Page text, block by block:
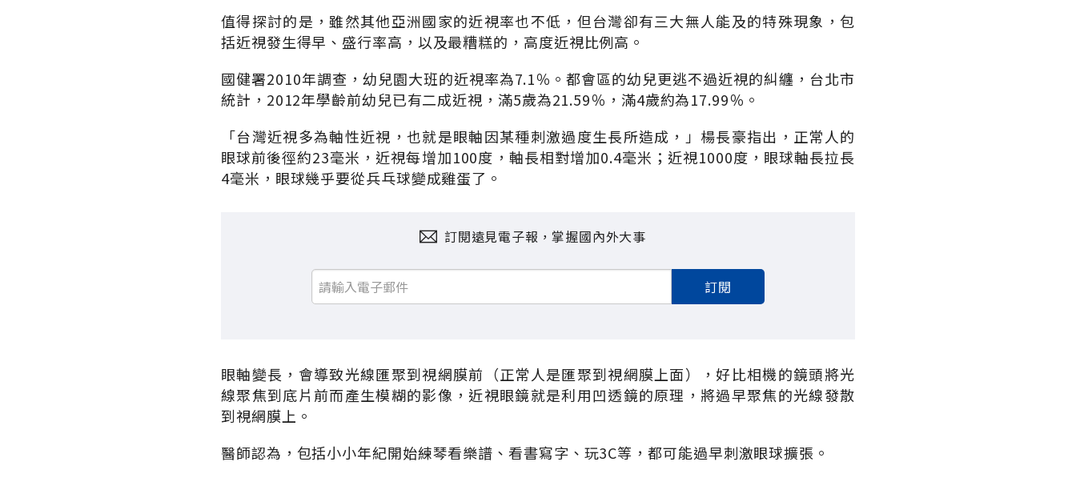
值得探討的是，雖然其他亞洲國家的近視率也不低，但台灣卻有三大無人能及的特殊現象，包
括近視發生得早、盛行率高，以及最糟糕的，高度近視比例高。
國健署2010年調查，幼兒園大班的近視率為7.1％。都會區的幼兒更逃不過近視的糾纏，台北市
統計，2012年學齡前幼兒已有二成近視，滿5歲為21.59％，滿4歲約為17.99％。
「台灣近視多為軸性近視，也就是眼軸因某種刺激過度生長所造成，」楊長豪指出，正常人的
眼球前後徑約23毫米，近視每增加100度，軸長相對增加0.4毫米；近視1000度，眼球軸長拉長
4毫米，眼球幾乎要從兵乓球變成雞蛋了。
訂閱遠見電子報，掌握國內外大事
訂閱
眼軸變長，會導致光線匯聚到視網膜前（正常人是匯聚到視網膜上面），好比相機的鏡頭將光
線聚焦到底片前而產生模糊的影像，近視眼鏡就是利用凹透鏡的原理，將過早聚焦的光線發散
到視網膜上。
醫師認為，包括小小年紀開始練琴看樂譜、看書寫字、玩3C等，都可能過早刺激眼球擴張。